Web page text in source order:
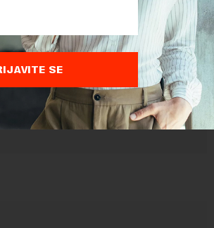
reCaptcha i Google.
Google Politika
Uslovi Korišćenjasu primenjeni.
SE